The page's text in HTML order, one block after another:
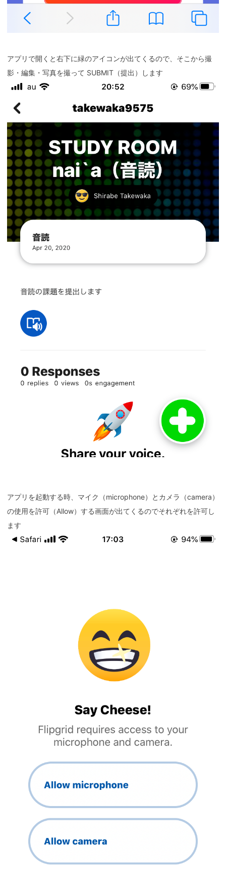
アプリで開くと右下に緑のアイコンが出てくるので、そこから撮
影・編集・写真を撮って SUBMIT（提出）します
アプリを起動する時、マイク（microphone）とカメラ（camera）
の使用を許可（Allow）する画面が出てくるのでそれぞれを許可し
ます